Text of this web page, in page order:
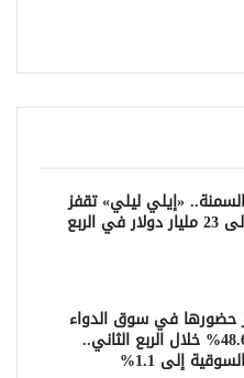
«إيلي ليلي» تقفز
بإيراداتها 48% إلى 23 مليار دولار في الربع
حضورها في سوق الدواء
السعودي بنمو 48.6% خلال الربع الثاني..
إلى 1.1%